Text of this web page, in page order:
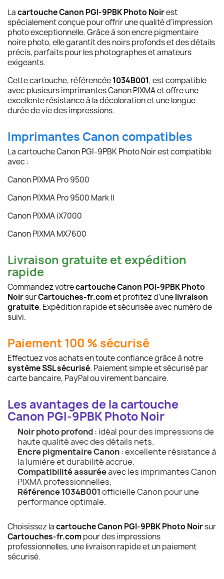
Lacartouche Canon PGI-9PBK Photo Noirest
spécialement conçue pour offrir une qualité d’impression
photo exceptionnelle. Grâce à son encre pigmentaire
noire photo, elle garantit des noirs profonds et des détails
précis, parfaits pour les photographes et amateurs
exigeants.
Cette cartouche, référencée1034B001, est compatible
avec plusieurs imprimantes Canon PIXMA et offre une
excellente résistance à la décoloration et une longue
durée de vie des impressions.
Imprimantes Canon compatibles
La cartouche Canon PGI-9PBK Photo Noir est compatible
avec :
Canon PIXMA Pro 9500
Canon PIXMA Pro 9500 Mark II
Canon PIXMA iX7000
Canon PIXMA MX7600
Livraison gratuite et expédition
rapide
Commandez votrecartouche Canon PGI-9PBK Photo
NoirsurCartouches-fr.comet profitez d’unelivraison
gratuite. Expédition rapide et sécurisée avec numéro de
suivi.
Paiement 100 % sécurisé
Effectuez vos achats en toute confiance grâce à notre
système SSL sécurisé. Paiement simple et sécurisé par
carte bancaire, PayPal ou virement bancaire.
Les avantages de la cartouche
Canon PGI-9PBK Photo Noir
Noir photo profond: idéal pour des impressions de
haute qualité avec des détails nets.
Encre pigmentaire Canon: excellente résistance à
la lumière et durabilité accrue.
Compatibilité assuréeavec les imprimantes Canon
PIXMA professionnelles.
Référence 1034B001officielle Canon pour une
performance optimale.
Choisissez lacartouche Canon PGI-9PBK Photo Noirsur
Cartouches-fr.compour des impressions
professionnelles, une livraison rapide et un paiement
sécurisé.